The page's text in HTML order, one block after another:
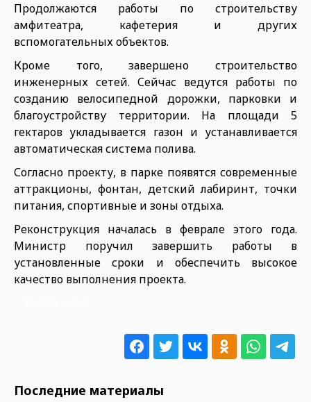
Продолжаются работы по строительству
амфитеатра, кафетерия и других
вспомогательных объектов.
Кроме того, завершено строительство
инженерных сетей. Сейчас ведутся работы по
созданию велосипедной дорожки, парковки и
благоустройству территории. На площади 5
гектаров укладывается газон и устанавливается
автоматическая система полива.
Согласно проекту, в парке появятся современные
аттракционы, фонтан, детский лабиринт, точки
питания, спортивные и зоны отдыха.
Реконструкция началась в феврале этого года.
Министр поручил завершить работы в
установленные сроки и обеспечить высокое
качество выполнения проекта.
Последние материалы